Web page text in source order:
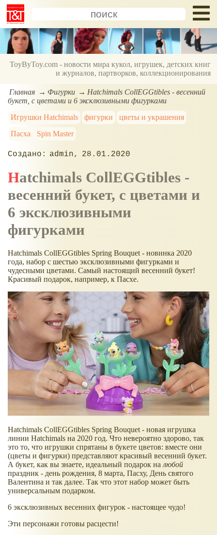
ToyByToy.com - новости мира кукол, игрушек, детских книг
и журналов, партворков, коллекционирования
Главная Фигурки
Hatchimals CollEGGtibles - весенний
букет, с цветами и 6 эксклюзивными фигурками
Игрушки Hatchimals
фигурки
цветы и украшения
Пасха
Spin Master
admin 28.01.2020
Hatchimals CollEGGtibles -
весенний букет, с цветами и
6 эксклюзивными
фигурками
Hatchimals CollEGGtibles Spring Bouquet - новинка 2020
года, набор с шестью эксклюзивными фигурками и
чудесными цветами. Самый настоящий весенний букет!
Красивый подарок, например, к Пасхе.
Hatchimals CollEGGtibles Spring Bouquet - новая игрушка
линии Hatchimals на 2020 год. Что невероятно здорово, так
это то, что игрушки спрятаны в букете цветов: вместе они
(цветы и фигурки) представляют красивый весенний букет.
А букет, как вы знаете, идеальный подарок на любой
праздник - день рождения, 8 марта, Пасху, День святого
Валентина и так далее. Так что этот набор может быть
универсальным подарком.
6 эксклюзивных весенних фигурок - настоящее чудо!
Эти персонажи готовы расцести!